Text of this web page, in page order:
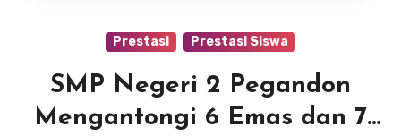
Prestasi Prestasi Siswa
SMP Negeri 2 Pegandon
Mengantongi 6 Emas dan 7